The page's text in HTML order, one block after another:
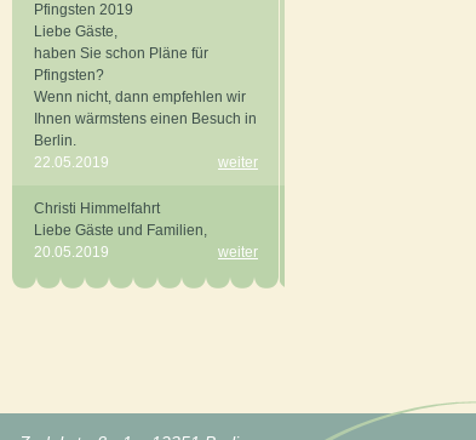
Pfingsten 2019
Liebe Gäste,
haben Sie schon Pläne für
Pfingsten?
Wenn nicht, dann empfehlen wir
Ihnen wärmstens einen Besuch in
Berlin.
weiter
22.05.2019
Christi Himmelfahrt
Liebe Gäste und Familien,
weiter
20.05.2019